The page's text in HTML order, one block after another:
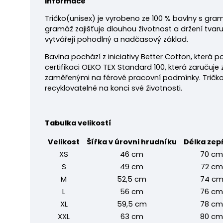
Tričko(unisex) je vyrobeno ze 100 % bavlny s
gramáž zajišťuje dlouhou životnost a držení
vytvářejí pohodlný a nadčasový základ.
Bavlna pochází z iniciativy Better Cotton, která
certifikaci OEKO TEX Standard 100, která
zaměřenými na férové pracovní podmínky.
recyklovatelné na konci své životnosti.
Tabulka velikostí
Velikost
Šířka v úrovni hrudníku
Délka
XS
46 cm
70 cm
S
49 cm
72 cm
M
52,5 cm
74 cm
L
56 cm
76 cm
XL
59,5 cm
78 cm
XXL
63 cm 80 cm